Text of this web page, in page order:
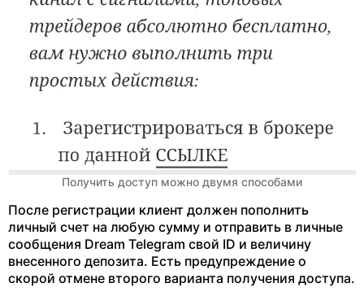
Получить доступ можно двумя способами
После регистрации клиент должен пополнить
личный счет на любую сумму и отправить в личные
сообщения Dream Telegram свой ID и величину
внесенного депозита. Есть предупреждение о
скорой отмене второго варианта получения доступа.